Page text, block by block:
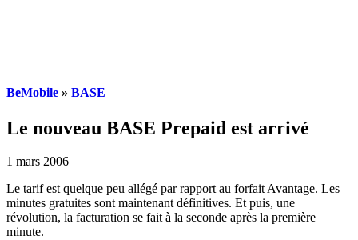
BeMobile » BASE
Le nouveau BASE Prepaid est arrivé
1 mars 2006
Le tarif est quelque peu allégé par rapport au forfait Avantage. Les
minutes gratuites sont maintenant définitives. Et puis, une
révolution, la facturation se fait à la seconde après la première
minute.